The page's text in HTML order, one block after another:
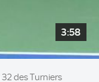
3:58
des Turniers